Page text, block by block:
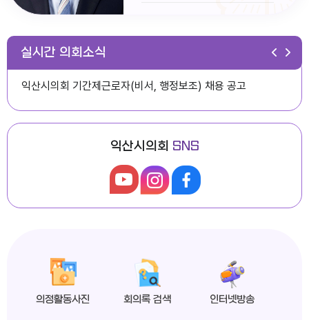
실시간 의회소식
익산시의회 기간제근로자(비서, 행정보조) 채용 공고
익산시의회, 제279회 임시회 폐회
익산시의회 SNS
의정활동사진 회의록 검색 인터넷방송